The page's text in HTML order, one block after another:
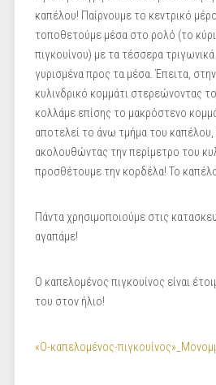
καπέλου! Παίρνουμε το κεντρικό
τοποθετούμε μέσα στο ρολό (το
πιγκουίνου) με τα τέσσερα τριγωνικά
γυρισμένα προς τα μέσα. Έπειτα,
κυλινδρικό κομμάτι στερεώνοντας
κολλάμε επίσης το μακρόστενο
αποτελεί το άνω τμήμα του
ακολουθώντας την περίμετρο του
προσθέτουμε την κορδέλα! Το καπέλο
Πάντα χρησιμοποιούμε στις
αγαπάμε!
Ο καπελομένος πιγκουίνος είναι
του στον ήλιο!
«O-καπελομένος-